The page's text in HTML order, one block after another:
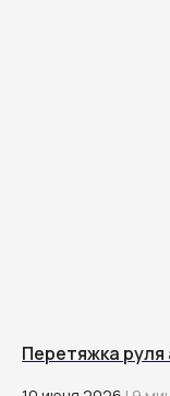
Перетяжка